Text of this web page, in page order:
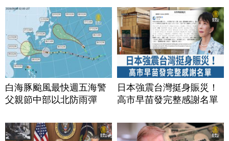
白海豚颱風最快週五海警
父親節中部以北防雨彈
日本強震台灣挺身賑災！
高市早苗發完整感謝名單